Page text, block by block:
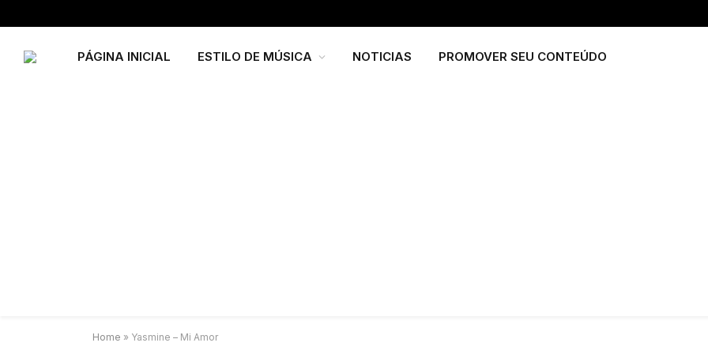
PÁGINA INICIAL ESTILO DE MÚSICA NOTICIAS PROMOVER SEU CONTEÚDO
Home » Yasmine – Mi Amor